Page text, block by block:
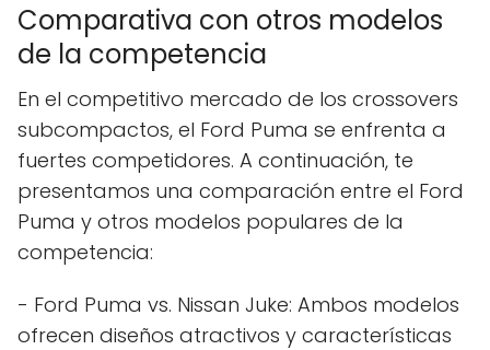
Comparativa con otros modelos
de la competencia
En el competitivo mercado de los crossovers
subcompactos, el Ford Puma se enfrenta a
fuertes competidores. A continuación, te
presentamos una comparación entre el Ford
Puma y otros modelos populares de la
competencia:
- Ford Puma vs. Nissan Juke: Ambos modelos
ofrecen diseños atractivos y características